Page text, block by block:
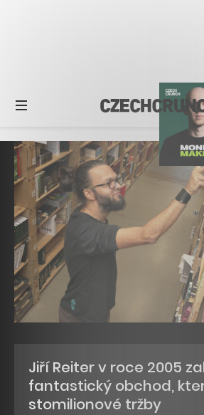
Jiří Reiter v roce 2005
fantastický obchod,
stomilionové tržby